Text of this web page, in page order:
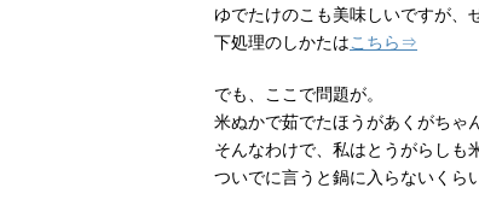
ゆでたけのこも美味しいですが、
下処理のしかたはこちら⇒
でも、ここで問題が。
米ぬかで茹でたほうがあくがちゃ
そんなわけで、私はとうがらしも
ついでに言うと鍋に入らないくら